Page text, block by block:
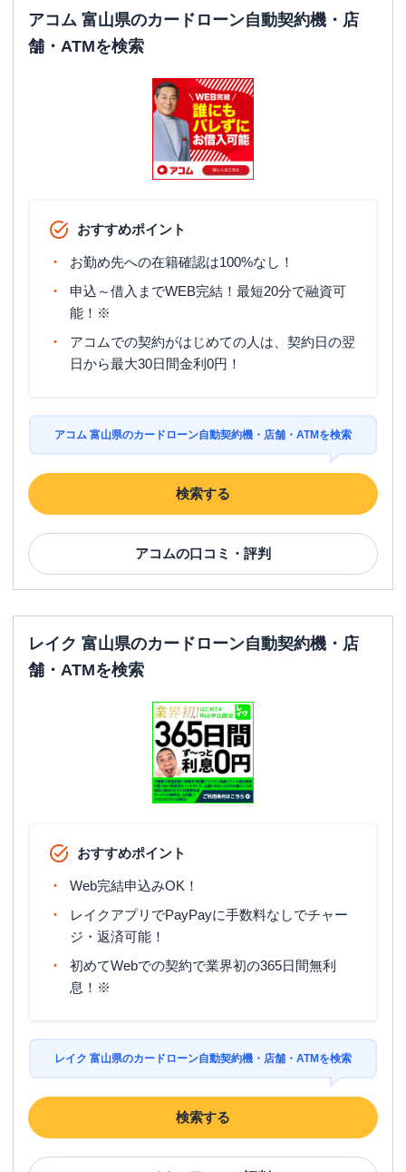
アコム 富山県のカードローン自動契約機・店
舗・ATMを検索
おすすめポイント
お勤め先への在籍確認は100%なし！
申込～借入までWEB完結！最短20分で融資可
能！※
アコムでの契約がはじめての人は、契約日の翌
日から最大30日間金利0円！
アコム 富山県のカードローン自動契約機・店舗・ATMを検索
検索する
アコムの口コミ・評判
レイク 富山県のカードローン自動契約機・店
舗・ATMを検索
おすすめポイント
Web完結申込みOK！
レイクアプリでPayPayに手数料なしでチャー
ジ・返済可能！
初めてWebでの契約で業界初の365日間無利
息！※
レイク 富山県のカードローン自動契約機・店舗・ATMを検索
検索する